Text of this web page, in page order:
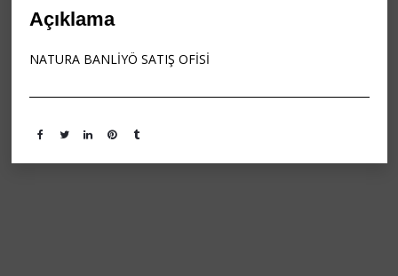
Açıklama
NATURA BANLİYÖ SATIŞ OFİSİ